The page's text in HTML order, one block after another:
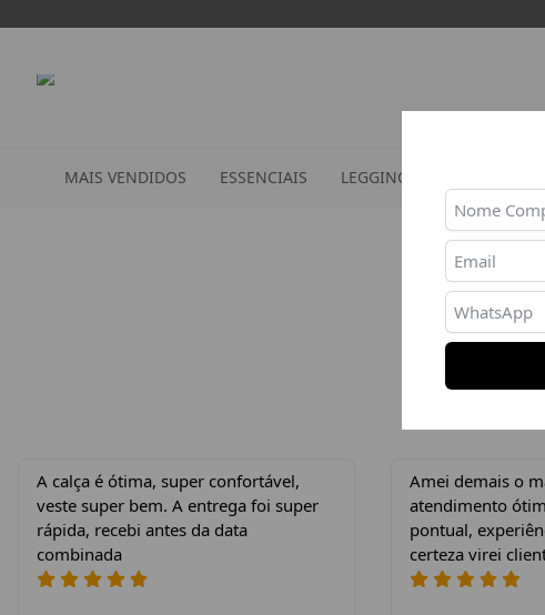
MAIS VENDIDOS ESSENCIAIS LEGGINGS
A calça é ótima, super confortável,
veste super bem. A entrega foi super
rápida, recebi antes da data
combinada
Amei demais o
atendimento
pontual,
certeza virei